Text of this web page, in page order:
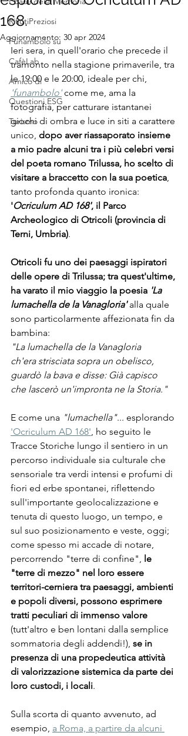
RifiutiPreziosi
Funambolo su
CafèLab
Amico di
Questioni ESG
Turismo
168.
Aggiornamento: 30 apr 2024
Ieri sera, in quell'orario che precede il
tramonto nella stagione primaverile, tra
le 19:00 e le 20:00, ideale per chi,
'funambolo' come me, ama la
fotografia, per catturare istantanei
giochi di ombra e luce in siti a carattere
unico, dopo aver riassaporato insieme
a mio padre alcuni tra i più celebri versi
del poeta romano Trilussa, ho scelto di
visitare a braccetto con la sua poetica,
tanto profonda quanto ironica:
'Ocriculum AD 168', il Parco
Archeologico di Otricoli (provincia di
Terni, Umbria).
Otricoli fu uno dei paesaggi ispiratori
delle opere di Trilussa; tra quest'ultime,
ha varato il mio viaggio la poesia 'La
lumachella de la Vanagloria' alla quale
sono particolarmente affezionata fin da
bambina:
"La lumachella de la Vanagloria
ch'era strisciata sopra un obelisco,
guardò la bava e disse: Già capisco
che lascerò un'impronta ne la Storia."
E come una "lumachella"... esplorando
'Ocriculum AD 168', ho seguito le
Tracce Storiche lungo il sentiero in un
percorso individuale sia culturale che
sensoriale tra verdi intensi e profumi di
fiori ed erbe spontanei, riflettendo
sull'importante geolocalizzazione e
tenuta di questo luogo, un tempo, e
sul suo posizionamento e veste, oggi;
come spesso mi accade di notare,
percorrendo "terre di confine", le
"terre di mezzo" nel loro essere
territori-cerniera tra paesaggi, ambienti
e popoli diversi, possono esprimere
tratti peculiari di immenso valore
(tutt'altro e ben lontani dalla semplice
sommatoria degli addendi!), se in
presenza di una propedeutica attività
di valorizzazione sistemica da parte dei
loro custodi, i locali.
Sulla scorta di quanto avvenuto, ad
esempio, a Roma, a partire da alcuni